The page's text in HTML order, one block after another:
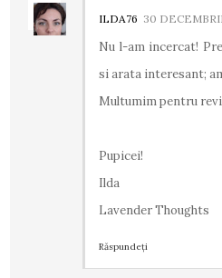
ILDA76 30
Nu l-am incercat!
si arata interesant;
Multumim pentru
Pupicei!
Ilda
Lavender Thoughts
Răspundeți